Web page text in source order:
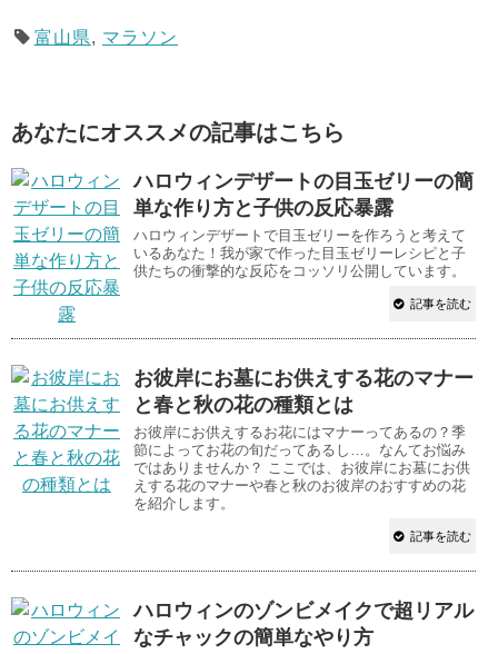
富山県, マラソン
あなたにオススメの記事はこちら
ハロウィンデザートの目玉ゼリーの簡
単な作り方と子供の反応暴露
ハロウィンデザートで目玉ゼリーを作ろうと考えて
いるあなた！我が家で作った目玉ゼリーレシピと子
供たちの衝撃的な反応をコッソリ公開しています。
記事を読む
お彼岸にお墓にお供えする花のマナー
と春と秋の花の種類とは
お彼岸にお供えするお花にはマナーってあるの？季
節によってお花の旬だってあるし…。なんてお悩み
ではありませんか？ ここでは、お彼岸にお墓にお供
えする花のマナーや春と秋のお彼岸のおすすめの花
を紹介します。
記事を読む
ハロウィンのゾンビメイクで超リアル
なチャックの簡単なやり方